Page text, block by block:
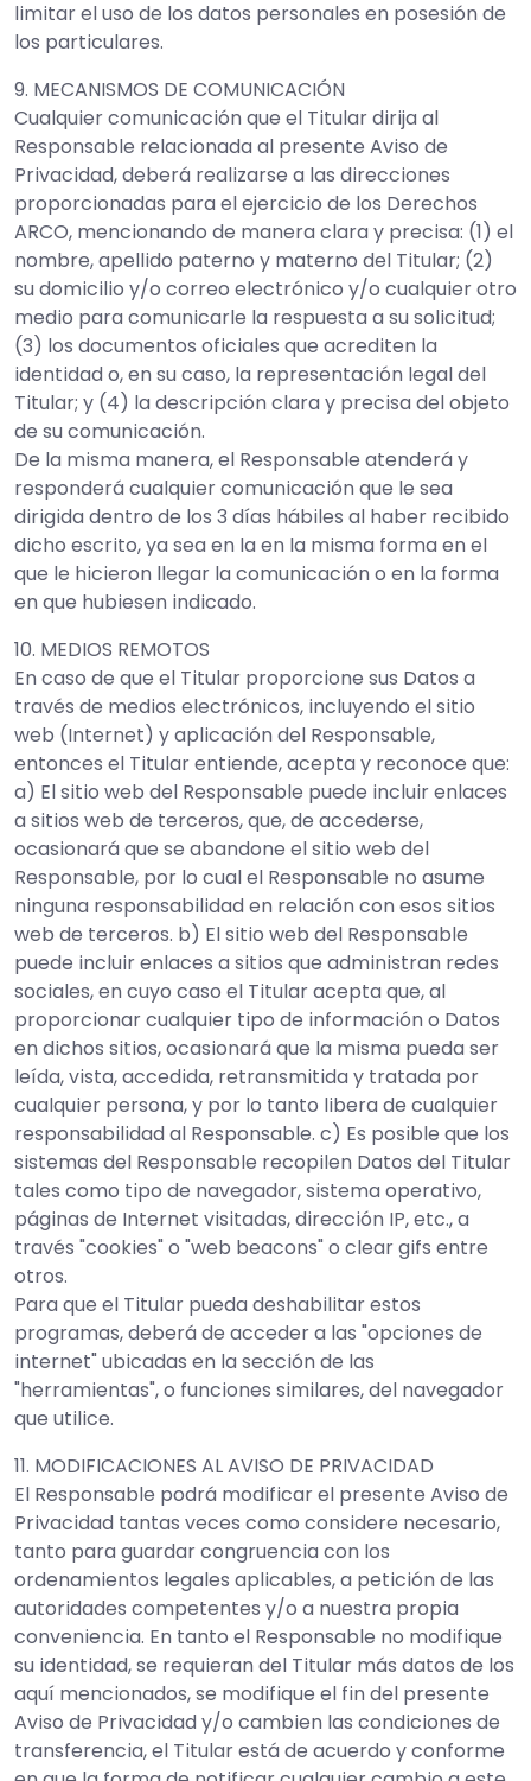
limitar el uso de los datos personales en posesión de
los particulares.
9. MECANISMOS DE COMUNICACIÓN
Cualquier comunicación que el Titular dirija al
Responsable relacionada al presente Aviso de
Privacidad, deberá realizarse a las direcciones
proporcionadas para el ejercicio de los Derechos
ARCO, mencionando de manera clara y precisa: (1) el
nombre, apellido paterno y materno del Titular; (2)
su domicilio y/o correo electrónico y/o cualquier otro
medio para comunicarle la respuesta a su solicitud;
(3) los documentos oficiales que acrediten la
identidad o, en su caso, la representación legal del
Titular; y (4) la descripción clara y precisa del objeto
de su comunicación.
De la misma manera, el Responsable atenderá y
responderá cualquier comunicación que le sea
dirigida dentro de los 3 días hábiles al haber recibido
dicho escrito, ya sea en la en la misma forma en el
que le hicieron llegar la comunicación o en la forma
en que hubiesen indicado.
10. MEDIOS REMOTOS
En caso de que el Titular proporcione sus Datos a
través de medios electrónicos, incluyendo el sitio
web (Internet) y aplicación del Responsable,
entonces el Titular entiende, acepta y reconoce que:
a) El sitio web del Responsable puede incluir enlaces
a sitios web de terceros, que, de accederse,
ocasionará que se abandone el sitio web del
Responsable, por lo cual el Responsable no asume
ninguna responsabilidad en relación con esos sitios
web de terceros. b) El sitio web del Responsable
puede incluir enlaces a sitios que administran redes
sociales, en cuyo caso el Titular acepta que, al
proporcionar cualquier tipo de información o Datos
en dichos sitios, ocasionará que la misma pueda ser
leída, vista, accedida, retransmitida y tratada por
cualquier persona, y por lo tanto libera de cualquier
responsabilidad al Responsable. c) Es posible que los
sistemas del Responsable recopilen Datos del Titular
tales como tipo de navegador, sistema operativo,
páginas de Internet visitadas, dirección IP, etc., a
través "cookies" o "web beacons" o clear gifs entre
otros.
Para que el Titular pueda deshabilitar estos
programas, deberá de acceder a las "opciones de
internet" ubicadas en la sección de las
"herramientas", o funciones similares, del navegador
que utilice.
11. MODIFICACIONES AL AVISO DE PRIVACIDAD
El Responsable podrá modificar el presente Aviso de
Privacidad tantas veces como considere necesario,
tanto para guardar congruencia con los
ordenamientos legales aplicables, a petición de las
autoridades competentes y/o a nuestra propia
conveniencia. En tanto el Responsable no modifique
su identidad, se requieran del Titular más datos de los
aquí mencionados, se modifique el fin del presente
Aviso de Privacidad y/o cambien las condiciones de
transferencia, el Titular está de acuerdo y conforme